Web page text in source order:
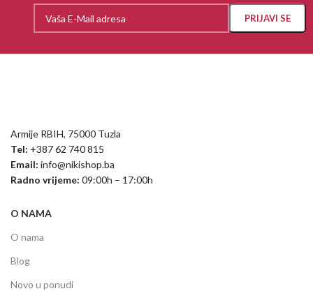
Armije RBIH, 75000 Tuzla
Tel: +387 62 740 815
Email: info@nikishop.ba
Radno vrijeme: 09:00h – 17:00h
O NAMA
O nama
Blog
Novo u ponudi